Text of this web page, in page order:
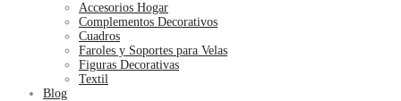
Accesorios Hogar
Complementos Decorativos
Cuadros
Faroles y Soportes para Velas
Figuras Decorativas
Textil
Blog